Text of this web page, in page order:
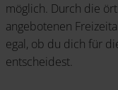
möglich. Durch die
angebotenen
egal, ob du dich für
entscheidest.